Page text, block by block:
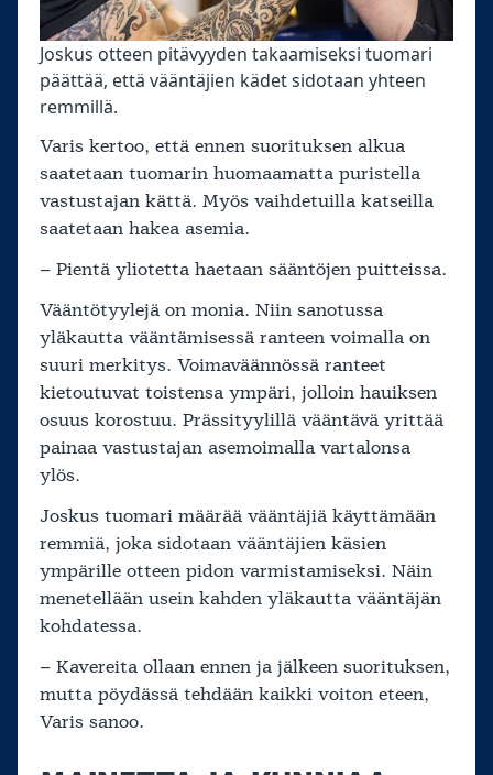
Joskus otteen pitävyyden takaamiseksi tuomari
päättää, että vääntäjien kädet sidotaan yhteen
remmillä.
Varis kertoo, että ennen suorituksen alkua
saatetaan tuomarin huomaamatta puristella
vastustajan kättä. Myös vaihdetuilla katseilla
saatetaan hakea asemia.
– Pientä yliotetta haetaan sääntöjen puitteissa.
Vääntötyylejä on monia. Niin sanotussa
yläkautta vääntämisessä ranteen voimalla on
suuri merkitys. Voimaväännössä ranteet
kietoutuvat toistensa ympäri, jolloin hauiksen
osuus korostuu. Prässityylillä vääntävä yrittää
painaa vastustajan asemoimalla vartalonsa
ylös.
Joskus tuomari määrää vääntäjiä käyttämään
remmiä, joka sidotaan vääntäjien käsien
ympärille otteen pidon varmistamiseksi. Näin
menetellään usein kahden yläkautta vääntäjän
kohdatessa.
– Kavereita ollaan ennen ja jälkeen suorituksen,
mutta pöydässä tehdään kaikki voiton eteen,
Varis sanoo.